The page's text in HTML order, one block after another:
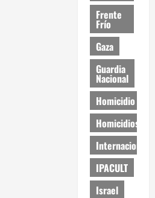
Frente
Frío
Gaza
Guardia
Nacional
Homicidio
Homicidios
Internacional
IPACULT
Israel